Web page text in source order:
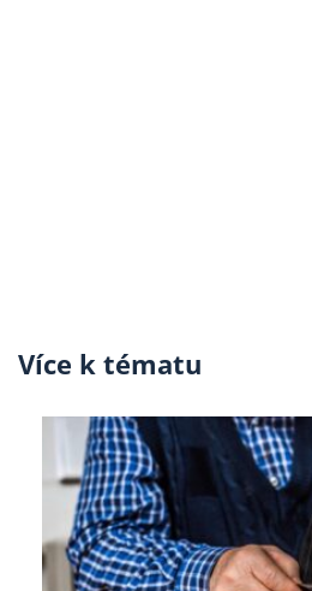
Více k tématu